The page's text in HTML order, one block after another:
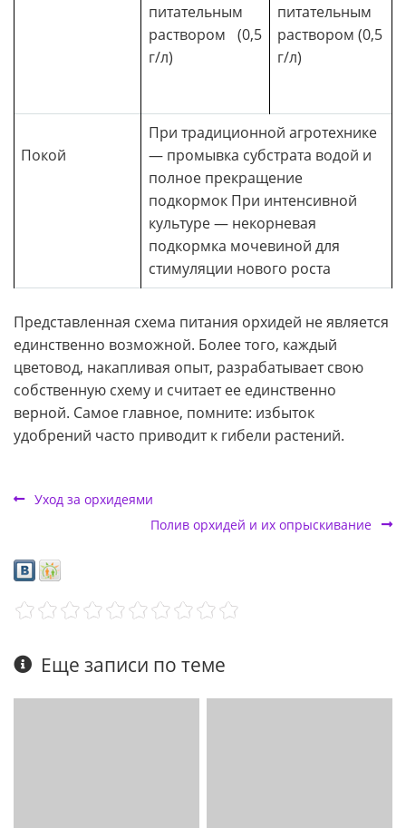
питательным
раствором (0,5
г/л)
питательным
раствором (0,5
г/л)
Покой
При традиционной агротехнике
— промывка субстрата водой и
полное прекращение
подкормок При интенсивной
культуре — некорневая
подкормка мочевиной для
стимуляции нового роста
Представленная схема питания орхидей не является
единственно возможной. Более того, каждый
цветовод, накапливая опыт, разрабатывает свою
собственную схему и считает ее единственно
верной. Самое главное, помните: избыток
удобрений часто приводит к гибели растений.
Уход за орхидеями
Полив орхидей и их опрыскивание
Еще записи по теме